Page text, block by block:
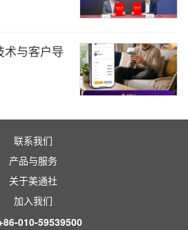
挂车星链计划"，建设横跨亚非
，构建横跨亚非欧的新质营销
业务，培育轿运车、侧帘车、
构建EVRT/EVBT/EVHT的全
术与客户导
联系我们
产品与服务
关于美通社
加入我们
010-59539500